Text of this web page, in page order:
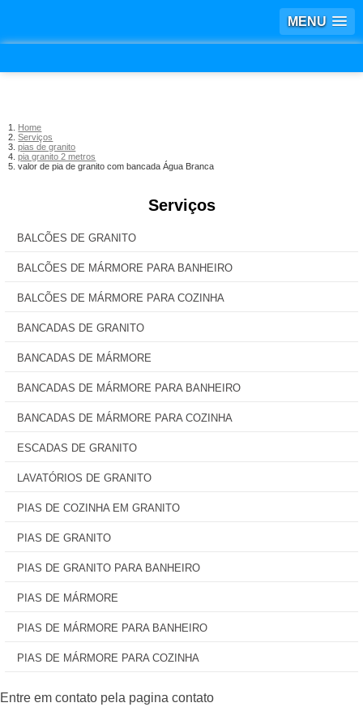
MENU
Home
Serviços
pias de granito
pia granito 2 metros
valor de pia de granito com bancada Água Branca
Serviços
BALCÕES DE GRANITO
BALCÕES DE MÁRMORE PARA BANHEIRO
BALCÕES DE MÁRMORE PARA COZINHA
BANCADAS DE GRANITO
BANCADAS DE MÁRMORE
BANCADAS DE MÁRMORE PARA BANHEIRO
BANCADAS DE MÁRMORE PARA COZINHA
ESCADAS DE GRANITO
LAVATÓRIOS DE GRANITO
PIAS DE COZINHA EM GRANITO
PIAS DE GRANITO
PIAS DE GRANITO PARA BANHEIRO
PIAS DE MÁRMORE
PIAS DE MÁRMORE PARA BANHEIRO
PIAS DE MÁRMORE PARA COZINHA